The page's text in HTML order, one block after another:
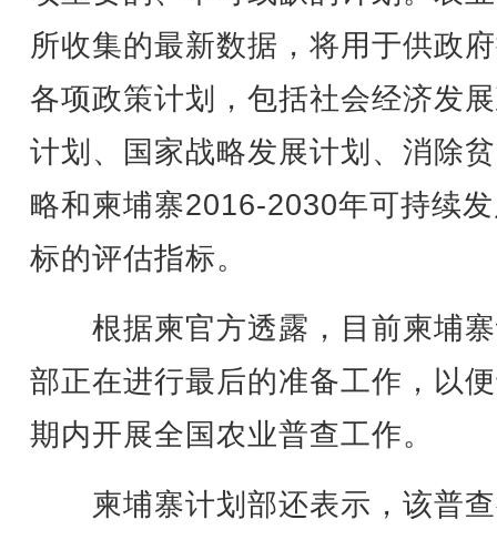
所收集的最新数据，将用于供政
各项政策计划，包括社会经济发
计划、国家战略发展计划、消除
略和柬埔寨2016-2030年可持续
标的评估指标。
根据柬官方透露，目前柬埔
部正在进行最后的准备工作，以
期内开展全国农业普查工作。
柬埔寨计划部还表示，该普